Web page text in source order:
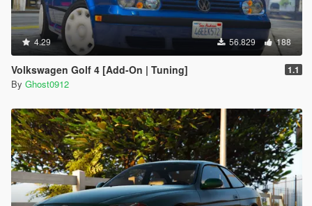
4.29 56.829 188
Volkswagen Golf 4 [Add-On | Tuning] 1.1
By Ghost0912